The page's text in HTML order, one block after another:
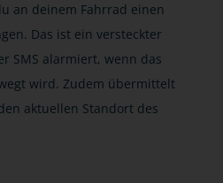
an deinem Fahrrad einen
Das ist ein versteckter
SMS alarmiert, wenn das
wird. Zudem übermittelt
aktuellen Standort des